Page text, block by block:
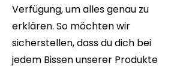
Verfügung, um alles genau zu
erklären. So möchten wir
sicherstellen, dass du dich bei
jedem Bissen unserer Produkte